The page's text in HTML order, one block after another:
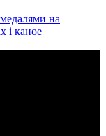
на
і каное